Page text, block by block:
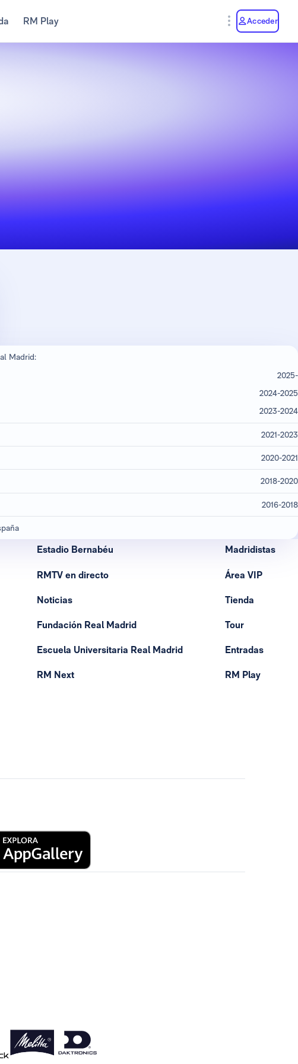
RM Play Acceder
Madrid:
2025-
2024-2025
2023-2024
2021-2023
2020-2021
2018-2020
2016-2018
Estadio Bernabéu
RMTV en directo
Noticias
Fundación Real Madrid
Escuela Universitaria Real Madrid
RM Next
Madridistas
Área VIP
Tienda
Tour
Entradas
RM Play